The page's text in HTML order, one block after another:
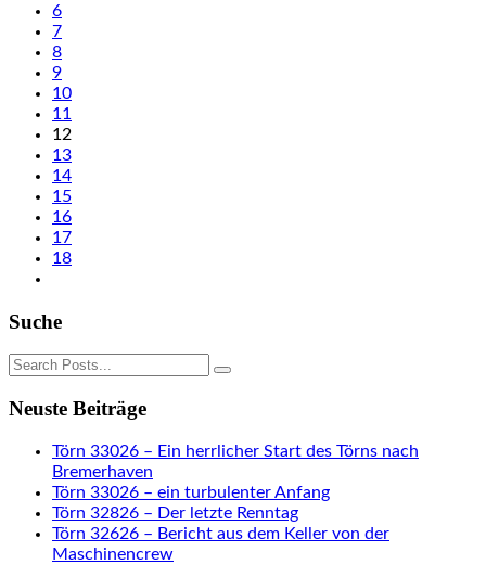
6
7
8
9
10
11
12
13
14
15
16
17
18
Suche
Neuste Beiträge
Törn 33026 – Ein herrlicher Start des Törns nach
Bremerhaven
Törn 33026 – ein turbulenter Anfang
Törn 32826 – Der letzte Renntag
Törn 32626 – Bericht aus dem Keller von der
Maschinencrew